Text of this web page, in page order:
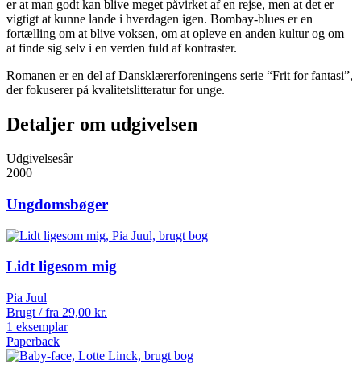
er at man godt kan blive meget påvirket af en rejse, men at det er
vigtigt at kunne lande i hverdagen igen. Bombay-blues er en
fortælling om at blive voksen, om at opleve en anden kultur og om
at finde sig selv i en verden fuld af kontraster.
Romanen er en del af Dansklærerforeningens serie “Frit for fantasi”,
der fokuserer på kvalitetslitteratur for unge.
Detaljer om udgivelsen
Udgivelsesår
2000
Ungdomsbøger
Lidt ligesom mig
Pia Juul
Brugt / fra 29,00 kr.
1 eksemplar
Paperback